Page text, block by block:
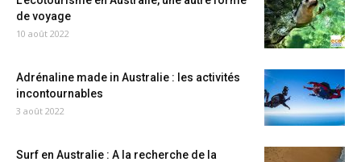
de voyage
10 août 2022
Adrénaline made in Australie : les activités
incontournables
3 août 2022
Surf en Australie : A la recherche de la